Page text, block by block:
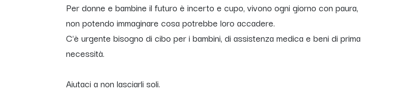
Per donne e bambine il futuro è incerto e cupo, vivono ogni giorno con paura,
non potendo immaginare cosa potrebbe loro accadere.
C'è urgente bisogno di cibo per i bambini, di assistenza medica e beni di prima
necessità.
Aiutaci a non lasciarli soli.